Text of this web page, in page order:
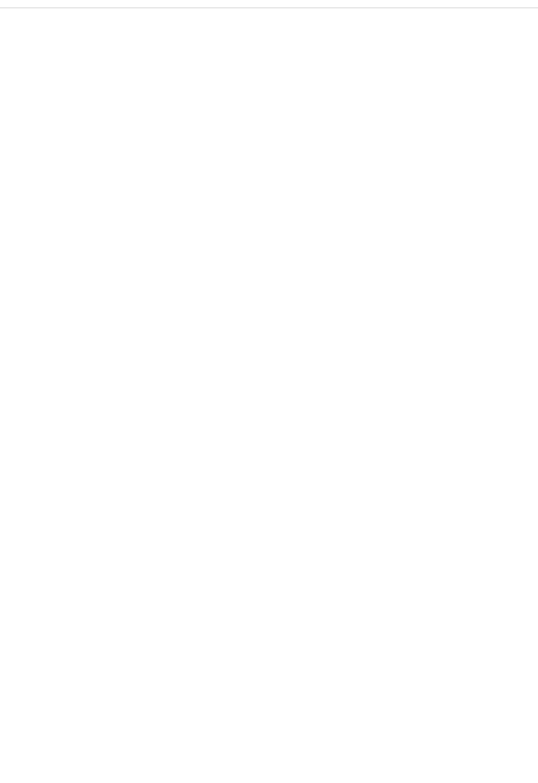
Colore
Oro